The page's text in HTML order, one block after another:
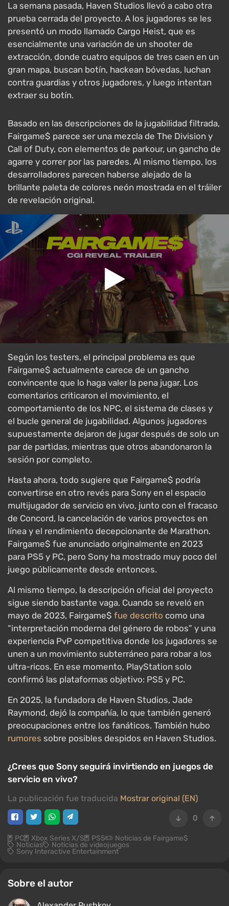
La semana pasada, Haven Studios llevó a cabo otra
prueba cerrada del proyecto. A los jugadores se les
presentó un modo llamado Cargo Heist, que es
esencialmente una variación de un shooter de
extracción, donde cuatro equipos de tres caen en un
gran mapa, buscan botín, hackean bóvedas, luchan
contra guardias y otros jugadores, y luego intentan
extraer su botín.
Basado en las descripciones de la jugabilidad filtrada,
Fairgame$ parece ser una mezcla de The Division y
Call of Duty, con elementos de parkour, un gancho de
agarre y correr por las paredes. Al mismo tiempo, los
desarrolladores parecen haberse alejado de la
brillante paleta de colores neón mostrada en el tráiler
de revelación original.
Según los testers, el principal problema es que
Fairgame$ actualmente carece de un gancho
convincente que lo haga valer la pena jugar. Los
comentarios criticaron el movimiento, el
comportamiento de los NPC, el sistema de clases y
el bucle general de jugabilidad. Algunos jugadores
supuestamente dejaron de jugar después de solo un
par de partidas, mientras que otros abandonaron la
sesión por completo.
Hasta ahora, todo sugiere que Fairgame$ podría
convertirse en otro revés para Sony en el espacio
multijugador de servicio en vivo, junto con el fracaso
de Concord, la cancelación de varios proyectos en
línea y el rendimiento decepcionante de Marathon.
Fairgame$ fue anunciado originalmente en 2023
para PS5 y PC, pero Sony ha mostrado muy poco del
juego públicamente desde entonces.
Al mismo tiempo, la descripción oficial del proyecto
sigue siendo bastante vaga. Cuando se reveló en
mayo de 2023, Fairgame$ fue descrito como una
“interpretación moderna del género de robos” y una
experiencia PvP competitiva donde los jugadores se
unen a un movimiento subterráneo para robar a los
ultra-ricos. En ese momento, PlayStation solo
confirmó las plataformas objetivo: PS5 y PC.
En 2025, la fundadora de Haven Studios, Jade
Raymond, dejó la compañía, lo que también generó
preocupaciones entre los fanáticos. También hubo
rumores sobre posibles despidos en Haven Studios.
¿Crees que Sony seguirá invirtiendo en juegos de
servicio en vivo?
La publicación fue traducida Mostrar original (EN)
0
PC Xbox Series X/S PS5 Noticias de Fairgame$
Noticias Noticias de videojuegos
Sony Interactive Entertainment
Sobre el autor